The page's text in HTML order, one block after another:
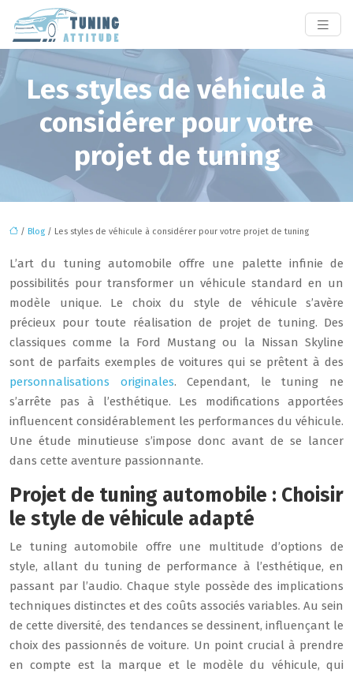
Les styles de véhicule à
considérer pour votre
projet de tuning
/ Blog / Les styles de véhicule à considérer pour votre projet de tuning
L’art du tuning automobile offre une palette infinie de
possibilités pour transformer un véhicule standard en un
modèle unique. Le choix du style de véhicule s’avère
précieux pour toute réalisation de projet de tuning. Des
classiques comme la Ford Mustang ou la Nissan Skyline
sont de parfaits exemples de voitures qui se prêtent à des
personnalisations originales. Cependant, le tuning ne
s’arrête pas à l’esthétique. Les modifications apportées
influencent considérablement les performances du véhicule.
Une étude minutieuse s’impose donc avant de se lancer
dans cette aventure passionnante.
Projet de tuning automobile : Choisir
le style de véhicule adapté
Le tuning automobile offre une multitude d’options de
style, allant du tuning de performance à l’esthétique, en
passant par l’audio. Chaque style possède des implications
techniques distinctes et des coûts associés variables. Au sein
de cette diversité, des tendances se dessinent, influençant le
choix des passionnés de voiture. Un point crucial à prendre
en compte est la marque et le modèle du véhicule, qui